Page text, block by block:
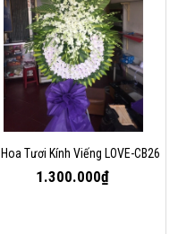
Hoa Tươi Kính Viếng LOVE-CB26
1.300.000₫